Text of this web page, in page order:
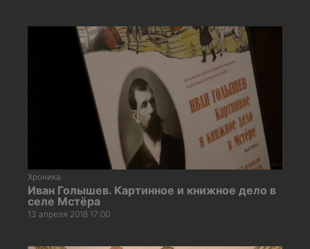
Хроника
Иван Голышев. Картинное и книжное дело в
селе Мстёра
13 апреля 2018 17:00